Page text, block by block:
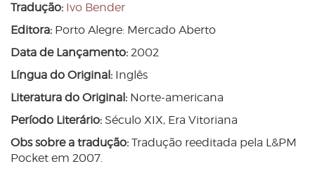
Tradução: Ivo Bender
Editora: Porto Alegre: Mercado Aberto
Data de Lançamento: 2002
Língua do Original: Inglês
Literatura do Original: Norte-americana
Período Literário: Século XIX, Era Vitoriana
Obs sobre a tradução: Tradução reeditada pela L&PM
Pocket em 2007.